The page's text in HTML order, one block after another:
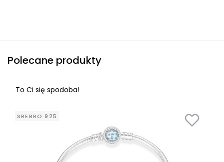
Polecane produkty
To Ci się spodoba!
SREBRO 925